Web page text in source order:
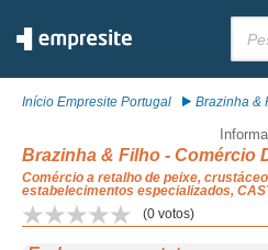
Início Empresite Portugal Brazinha &
Brazinha & Filho - Comércio
Comércio a retalho de peixe,
estabelecimentos especializados,
(0 votos)